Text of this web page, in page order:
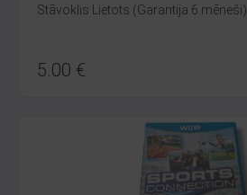
Stāvoklis Lietots (Garantija 6 mēneši)
5.00 €